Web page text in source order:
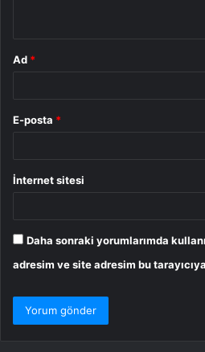
Ad *
E-posta *
İnternet sitesi
Daha sonraki yorumlarımda
adresim ve site adresim bu